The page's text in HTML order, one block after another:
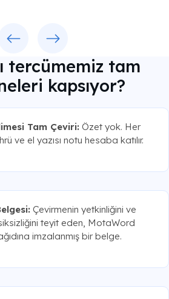
tercümemiz tam
kapsıyor?
Tam Çeviri: Özet yok. Her
ve el yazısı notu hesaba katılır.
Çevirmenin yetkinliğini ve
teyit eden, MotaWord
imzalanmış bir belge.